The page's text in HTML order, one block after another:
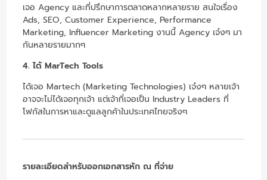
เจอ Agency และที่ปรึกษาการตลาดหลากหลายราย สนใจเรื่อง
Ads, SEO, Customer Experience, Performance
Marketing, Influencer Marketing งานนี้ Agency เจ๋งๆ มา
กันหลายรายมากๆ
4. ได้ MarTech Tools
ได้เจอ Martech (Marketing Technologies) เจ๋งๆ หลายเจ้า
อาจจะไม่ได้เจอทุกเจ้า แต่เจ้าที่เจอเป็น Industry Leaders ที่
โฟกัสในการหาและดูแลลูกค้าในประเทศไทยจริงๆ
รายละเอียดสำหรับออกเอกสารหัก ณ ที่จ่าย